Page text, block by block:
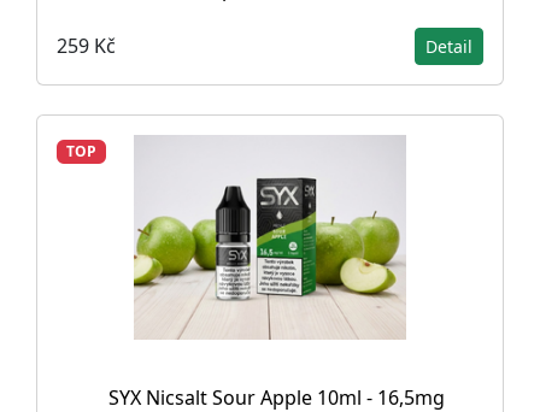
259 Kč Detail
TOP
SYX Nicsalt Sour Apple 10ml - 16,5mg